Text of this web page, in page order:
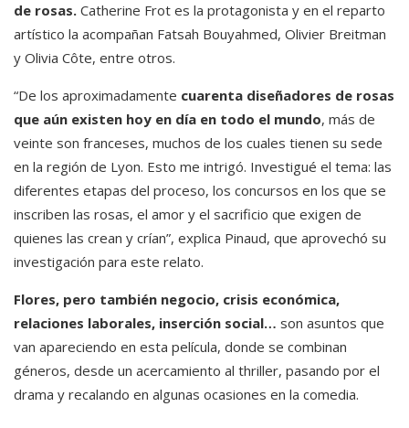
de rosas. Catherine Frot es la protagonista y en el reparto
artístico la acompañan Fatsah Bouyahmed, Olivier Breitman
y Olivia Côte, entre otros.
“De los aproximadamente cuarenta diseñadores de rosas
que aún existen hoy en día en todo el mundo, más de
veinte son franceses, muchos de los cuales tienen su sede
en la región de Lyon. Esto me intrigó. Investigué el tema: las
diferentes etapas del proceso, los concursos en los que se
inscriben las rosas, el amor y el sacrificio que exigen de
quienes las crean y crían”, explica Pinaud, que aprovechó su
investigación para este relato.
Flores, pero también negocio, crisis económica,
relaciones laborales, inserción social… son asuntos que
van apareciendo en esta película, donde se combinan
géneros, desde un acercamiento al thriller, pasando por el
drama y recalando en algunas ocasiones en la comedia.